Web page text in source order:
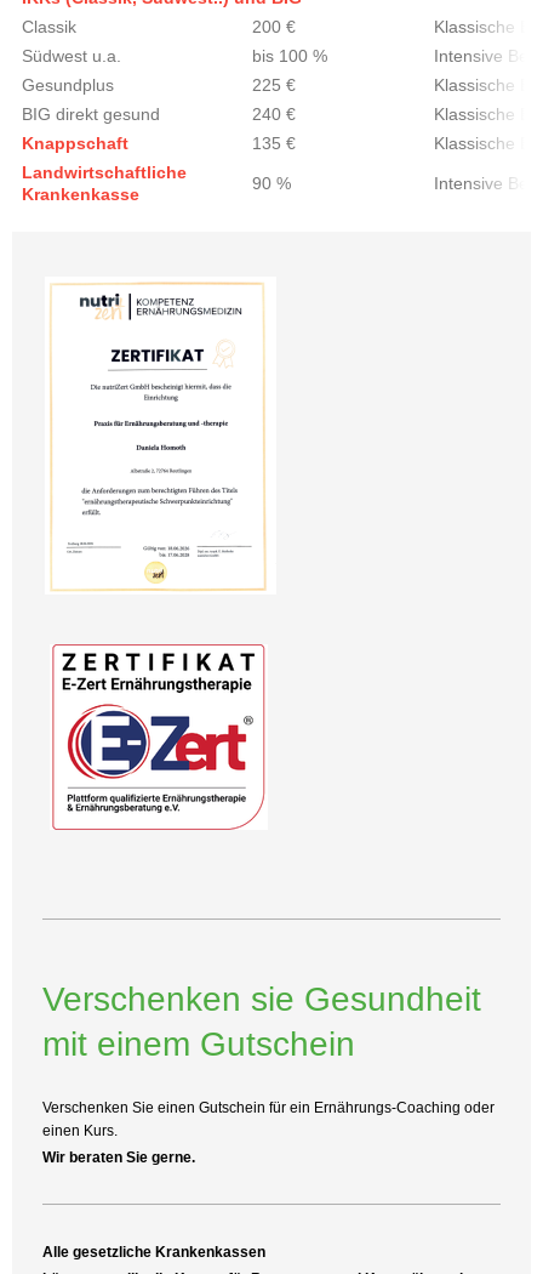
Classik
200 €
Klassische
Südwest u.a.
bis 100 %
Intensive
Gesundplus
225 €
Klassische
BIG direkt gesund
240 €
Klassische
Knappschaft
135 €
Klassische
Landwirtschaftliche
Krankenkasse
90 % Intensive
Verschenken sie Gesundheit
mit einem Gutschein
Verschenken Sie einen Gutschein für ein Ernährungs-Coaching oder
einen Kurs.
Wir beraten Sie gerne.
Alle gesetzliche Krankenkassen